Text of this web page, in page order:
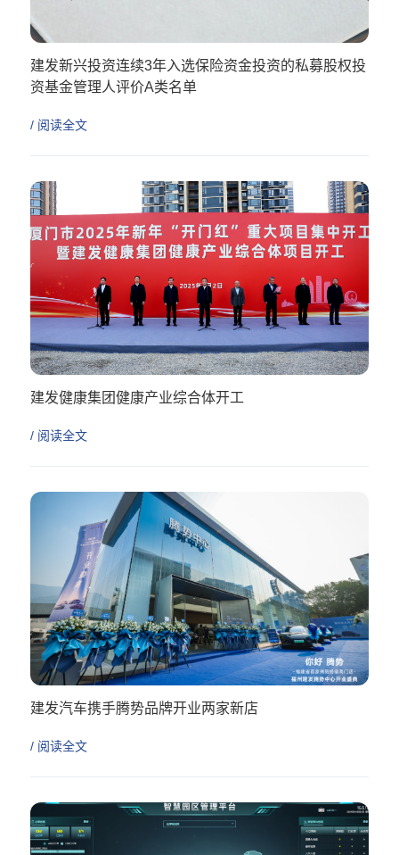
建发新兴投资连续3年入选保险资金投资的私募股权投
资基金管理人评价A类名单
/ 阅读全文
建发健康集团健康产业综合体开工
/ 阅读全文
建发汽车携手腾势品牌开业两家新店
/ 阅读全文